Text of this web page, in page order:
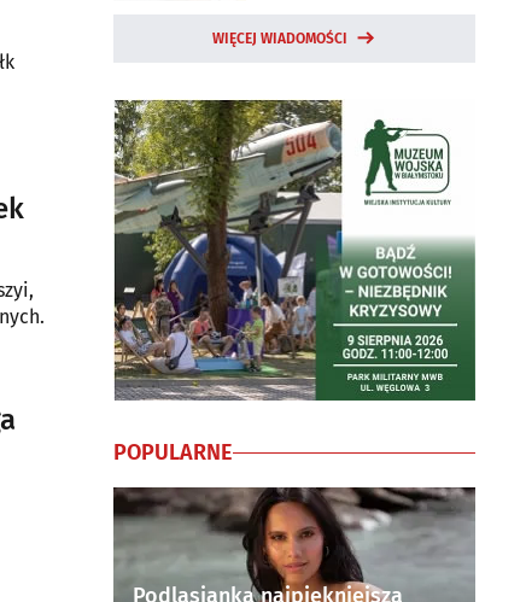
WIĘCEJ WIADOMOŚCI
POPULARNE
Podlasianka najpiękniejszą